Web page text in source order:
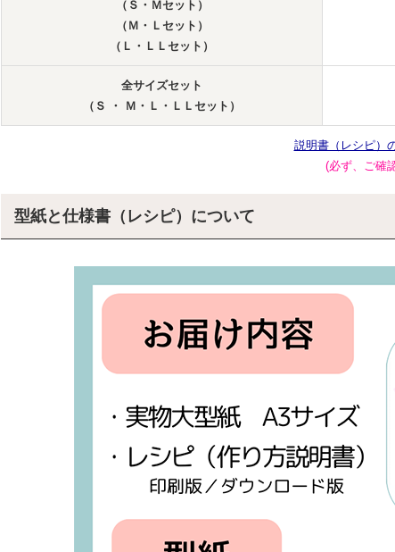
（Ｓ・Ｍセット）
（Ｍ・Ｌセット）
（Ｌ・ＬＬセット）
全サイズセット
（Ｓ ・ Ｍ・Ｌ・ＬＬセット）
説明書（レシピ）
(必ず、ご確
型紙と仕様書（レシピ）について